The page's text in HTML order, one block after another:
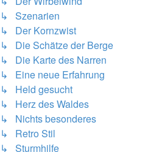
↳ Szenarien
↳ Der Kornzwist
↳ Die Schätze der Berge
↳ Die Karte des Narren
↳ Eine neue Erfahrung
↳ Held gesucht
↳ Herz des Waldes
↳ Nichts besonderes
↳ Retro Stil
↳ Sturmhilfe